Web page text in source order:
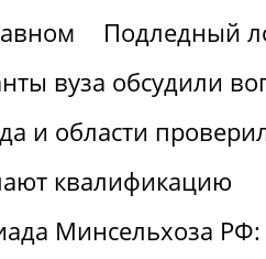
Подледный
вуза обсудили
и области
квалификацию
Минсельхоза